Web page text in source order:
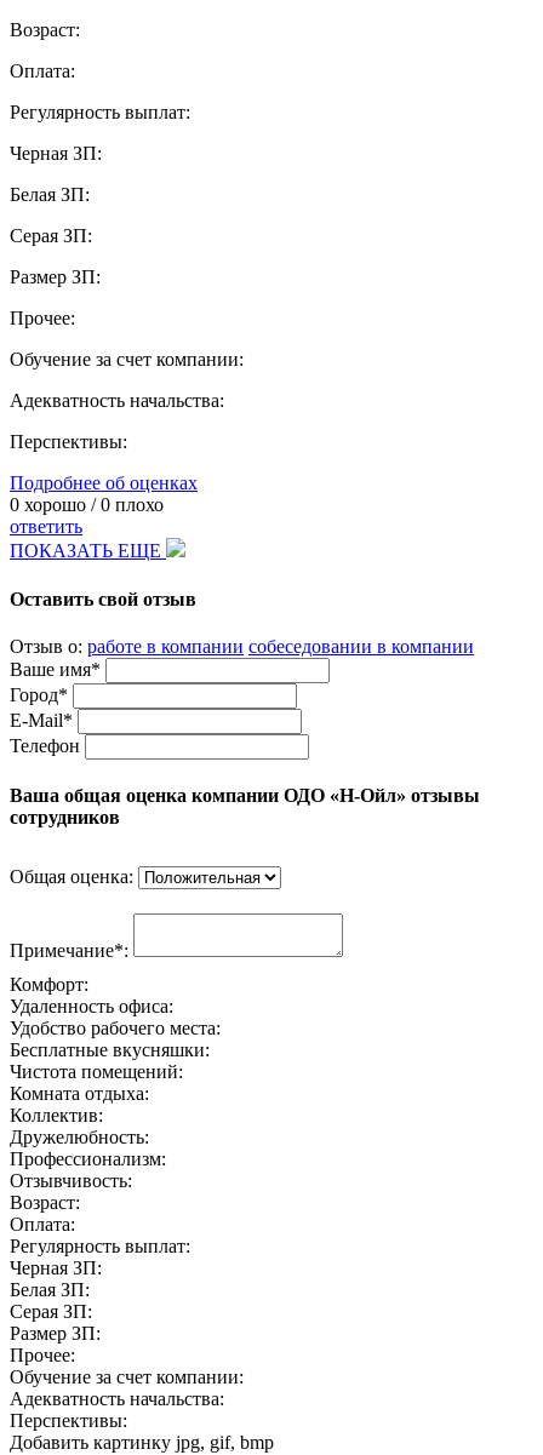
Возраст:
Оплата:
Регулярность выплат:
Черная ЗП:
Белая ЗП:
Серая ЗП:
Размер ЗП:
Прочее:
Обучение за счет компании:
Адекватность начальства:
Перспективы:
Подробнее об оценках
0 хорошо /0 плохо
ответить
ПОКАЗАТЬ ЕЩЕ
Оставить свой отзыв
Отзыв о: работе в компании собеседовании в компании
Ваше имя*
Город*
E-Mail*
Телефон
Ваша общая оценка компании ОДО «Н-Ойл» отзывы
сотрудников
Общая оценка:
Примечание*:
Комфорт:
Удаленность офиса:
Удобство рабочего места:
Бесплатные вкусняшки:
Чистота помещений:
Комната отдыха:
Коллектив:
Дружелюбность:
Профессионализм:
Отзывчивость:
Возраст:
Оплата:
Регулярность выплат:
Черная ЗП:
Белая ЗП:
Серая ЗП:
Размер ЗП:
Прочее:
Обучение за счет компании:
Адекватность начальства:
Перспективы:
Добавить картинку jpg, gif, bmp